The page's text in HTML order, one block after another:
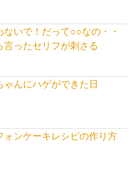
ないで！だって○○なの・・
言ったセリフが刺さる
ゃんにハゲができた日
ォンケーキレシピの作り方